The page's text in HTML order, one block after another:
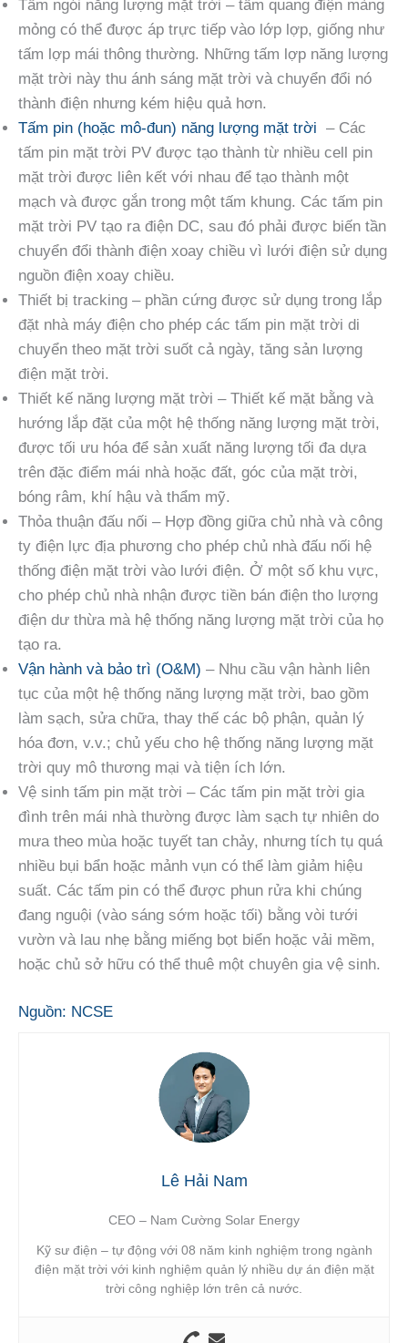
Tấm ngói năng lượng mặt trời – tấm quang điện màng
mỏng có thể được áp trực tiếp vào lớp lợp, giống như
tấm lợp mái thông thường. Những tấm lợp năng lượng
mặt trời này thu ánh sáng mặt trời và chuyển đổi nó
thành điện nhưng kém hiệu quả hơn.
Tấm pin (hoặc mô-đun) năng lượng mặt trời – Các
tấm pin mặt trời PV được tạo thành từ nhiều cell pin
mặt trời được liên kết với nhau để tạo thành một
mạch và được gắn trong một tấm khung. Các tấm pin
mặt trời PV tạo ra điện DC, sau đó phải được biến tần
chuyển đổi thành điện xoay chiều vì lưới điện sử dụng
nguồn điện xoay chiều.
Thiết bị tracking – phần cứng được sử dụng trong lắp
đặt nhà máy điện cho phép các tấm pin mặt trời di
chuyển theo mặt trời suốt cả ngày, tăng sản lượng
điện mặt trời.
Thiết kế năng lượng mặt trời – Thiết kế mặt bằng và
hướng lắp đặt của một hệ thống năng lượng mặt trời,
được tối ưu hóa để sản xuất năng lượng tối đa dựa
trên đặc điểm mái nhà hoặc đất, góc của mặt trời,
bóng râm, khí hậu và thẩm mỹ.
Thỏa thuận đấu nối – Hợp đồng giữa chủ nhà và công
ty điện lực địa phương cho phép chủ nhà đấu nối hệ
thống điện mặt trời vào lưới điện. Ở một số khu vực,
cho phép chủ nhà nhận được tiền bán điện tho lượng
điện dư thừa mà hệ thống năng lượng mặt trời của họ
tạo ra.
Vận hành và bảo trì (O&M) – Nhu cầu vận hành liên
tục của một hệ thống năng lượng mặt trời, bao gồm
làm sạch, sửa chữa, thay thế các bộ phận, quản lý
hóa đơn, v.v.; chủ yếu cho hệ thống năng lượng mặt
trời quy mô thương mại và tiện ích lớn.
Vệ sinh tấm pin mặt trời – Các tấm pin mặt trời gia
đình trên mái nhà thường được làm sạch tự nhiên do
mưa theo mùa hoặc tuyết tan chảy, nhưng tích tụ quá
nhiều bụi bẩn hoặc mảnh vụn có thể làm giảm hiệu
suất. Các tấm pin có thể được phun rửa khi chúng
đang nguội (vào sáng sớm hoặc tối) bằng vòi tưới
vườn và lau nhẹ bằng miếng bọt biển hoặc vải mềm,
hoặc chủ sở hữu có thể thuê một chuyên gia vệ sinh.
Nguồn: NCSE
Lê Hải Nam
CEO – Nam Cường Solar Energy
Kỹ sư điện – tự động với 08 năm kinh nghiệm trong ngành
điện mặt trời với kinh nghiệm quản lý nhiều dự án điện mặt
trời công nghiệp lớn trên cả nước.